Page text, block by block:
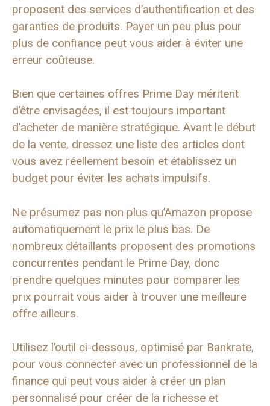
proposent des services d’authentification et des
garanties de produits. Payer un peu plus pour
plus de confiance peut vous aider à éviter une
erreur coûteuse.
Bien que certaines offres Prime Day méritent
d’être envisagées, il est toujours important
d’acheter de manière stratégique. Avant le début
de la vente, dressez une liste des articles dont
vous avez réellement besoin et établissez un
budget pour éviter les achats impulsifs.
Ne présumez pas non plus qu’Amazon propose
automatiquement le prix le plus bas. De
nombreux détaillants proposent des promotions
concurrentes pendant le Prime Day, donc
prendre quelques minutes pour comparer les
prix pourrait vous aider à trouver une meilleure
offre ailleurs.
Utilisez l’outil ci-dessous, optimisé par Bankrate,
pour vous connecter avec un professionnel de la
finance qui peut vous aider à créer un plan
personnalisé pour créer de la richesse et